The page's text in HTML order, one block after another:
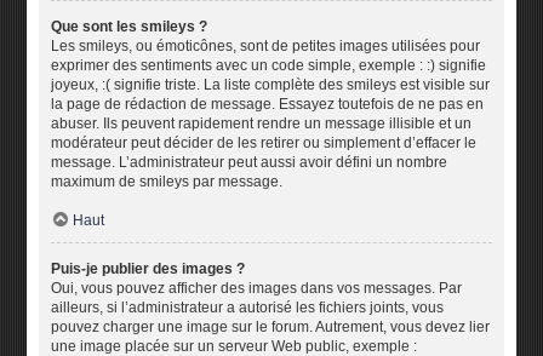
Que sont les smileys ?
Les smileys, ou émoticônes, sont de petites images utilisées pour
exprimer des sentiments avec un code simple, exemple : :) signifie
joyeux, :( signifie triste. La liste complète des smileys est visible sur
la page de rédaction de message. Essayez toutefois de ne pas en
abuser. Ils peuvent rapidement rendre un message illisible et un
modérateur peut décider de les retirer ou simplement d’effacer le
message. L’administrateur peut aussi avoir défini un nombre
maximum de smileys par message.
Haut
Puis-je publier des images ?
Oui, vous pouvez afficher des images dans vos messages. Par
ailleurs, si l’administrateur a autorisé les fichiers joints, vous
pouvez charger une image sur le forum. Autrement, vous devez lier
une image placée sur un serveur Web public, exemple :